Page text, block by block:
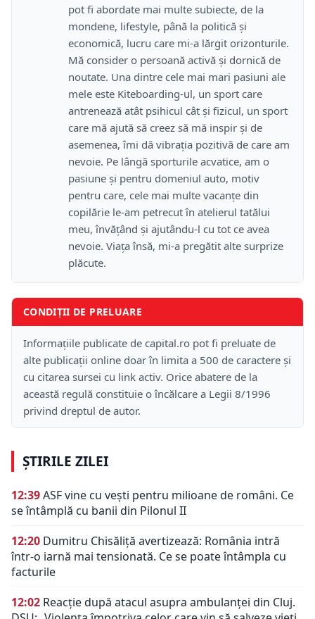
pot fi abordate mai multe subiecte, de la
mondene, lifestyle, până la politică și
economică, lucru care mi-a lărgit orizonturile.
Mă consider o persoană activă și dornică de
noutate. Una dintre cele mai mari pasiuni ale
mele este Kiteboarding-ul, un sport care
antrenează atât psihicul cât și fizicul, un sport
care mă ajută să creez să mă inspir și de
asemenea, îmi dă vibrația pozitivă de care am
nevoie. Pe lângă sporturile acvatice, am o
pasiune și pentru domeniul auto, motiv
pentru care, cele mai multe vacanțe din
copilărie le-am petrecut în atelierul tatălui
meu, învățând și ajutându-l cu tot ce avea
nevoie. Viața însă, mi-a pregătit alte surprize
plăcute.
CONDIȚII DE PRELUARE
Informațiile publicate de capital.ro pot fi preluate de
alte publicații online doar în limita a 500 de caractere și
cu citarea sursei cu link activ. Orice abatere de la
această regulă constituie o încălcare a Legii 8/1996
privind dreptul de autor.
ȘTIRILE ZILEI
12:39ASF vine cu vești pentru milioane de români. Ce
se întâmplă cu banii din Pilonul II
12:20 Dumitru Chisăliță avertizează: România intră
într-o iarnă mai tensionată. Ce se poate întâmpla cu
facturile
12:02 Reacție după atacul asupra ambulanței din Cluj.